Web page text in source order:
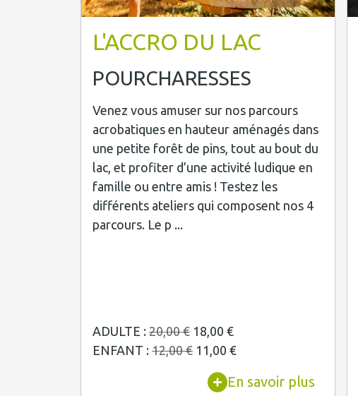
L'ACCRO DU LAC
POURCHARESSES
Venez vous amuser sur nos parcours
acrobatiques en hauteur aménagés dans
une petite forêt de pins, tout au bout du
lac, et profiter d’une activité ludique en
famille ou entre amis ! Testez les
différents ateliers qui composent nos 4
parcours. Le p ...
ADULTE : 20,00 € 18,00 €
ENFANT : 12,00 € 11,00 €
En savoir plus